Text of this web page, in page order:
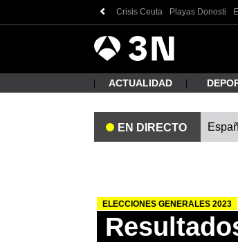
Crisis Ceuta Playas Donosti
3
Noticias
ACTUALIDAD
EN DIRECTO
ELECCIONES GENERALES 2023